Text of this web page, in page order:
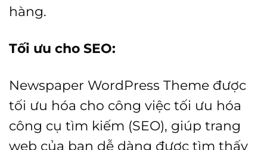
hàng.
Tối ưu cho SEO:
Newspaper WordPress Theme được
tối ưu hóa cho công việc tối ưu hóa
công cụ tìm kiếm (SEO), giúp trang
web của bạn dễ dàng được tìm thấy